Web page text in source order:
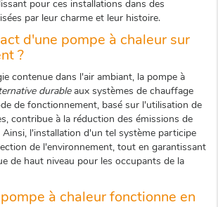
pour ces installations dans des
par leur charme et leur histoire.
d'une pompe à chaleur sur
?
contenue dans l'air ambiant, la pompe à
durableaux systèmes de chauffage
de fonctionnement, basé sur l'utilisation de
contribue à la réduction des émissions de
Ainsi, l'installation d'un tel système participe
de l'environnement, tout en garantissant
de haut niveau pour les occupants de la
à chaleur fonctionne en